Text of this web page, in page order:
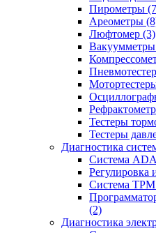
Пирометры
Ареометры
Люфтомер (3)
Вакуумметры
Тестеры
Тестеры
Диагностика
Система
Регулировка
Система
(2)
Диагностика